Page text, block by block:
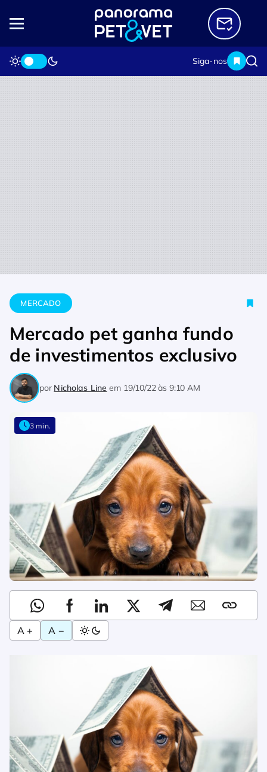
Siga-nos
Home Mercado Mercado pet ganha fundo de investimentos
MERCADO
Mercado pet ganha fundo
de investimentos exclusivo
por Nicholas Line em 19/10/22 às 9:10 AM
3 min.
A + A −